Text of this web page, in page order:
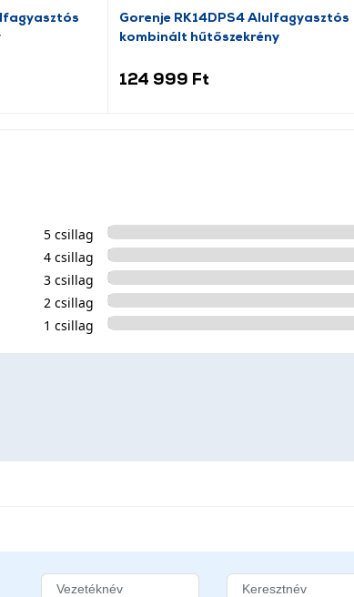
Gorenje RK14DPS4 Alulfagyasztós
kombinált hűtőszekrény
124 999 Ft
5 csillag
4 csillag
3 csillag
2 csillag
1 csillag